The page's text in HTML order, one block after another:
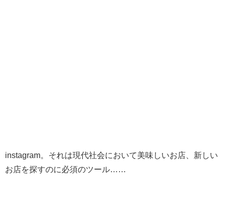
instagram。それは現代社会において美味しいお店、新しい
お店を探すのに必須のツール……